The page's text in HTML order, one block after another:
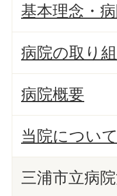
基本理念・
病院の取り
病院概要
当院について
三浦市立病